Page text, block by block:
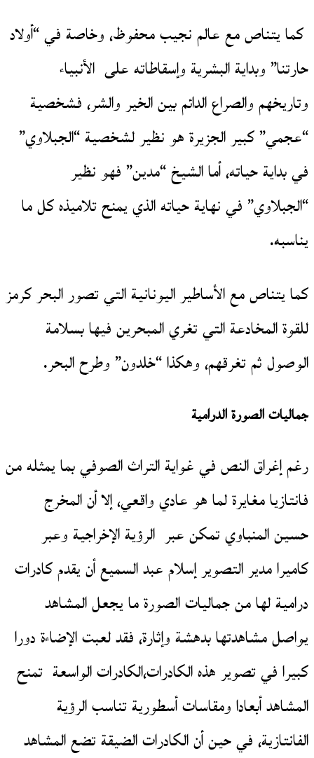
كما يتناص مع عالم نجيب محفوظ، وخاصة في “أولاد
حارتنا” وبداية البشرية وإسقاطاته على الأنبياء
وتاريخهم والصراع الدائم بين الخير والشر، فشخصية
“عجمي” كبير الجزيرة هو نظير لشخصية “الجبلاوي”
في بداية حياته، أما الشيخ “مدين” فهو نظير
“الجبلاوي” في نهاية حياته الذي يمنح تلاميذه كل ما
يناسبه.
كما يتناص مع الأساطير اليونانية التي تصور البحر كرمز
للقوة المخادعة التي تغري المبحرين فيها بسلامة
الوصول ثم تغرقهم، وهكذا “خلدون” وطرح البحر.
جماليات الصورة الدرامية
رغم إغراق النص في غواية التراث الصوفي بما يمثله من
فانتازيا مغايرة لما هو عادي واقعي، إلا أن المخرج
حسين المنباوي تمكن عبر الرؤية الإخراجية وعبر
كاميرا مدير التصوير إسلام عبد السميع أن يقدم كادرات
درامية لها من جماليات الصورة ما يجعل المشاهد
يواصل مشاهدتها بدهشة وإثارة، فقد لعبت الإضاءة دورا
كبيرا في تصوير هذه الكادرات،الكادرات الواسعة تمنح
المشاهد أبعادا ومقاسات أسطورية تناسب الرؤية
الفانتازية، في حين أن الكادرات الضيقة تضع المشاهد